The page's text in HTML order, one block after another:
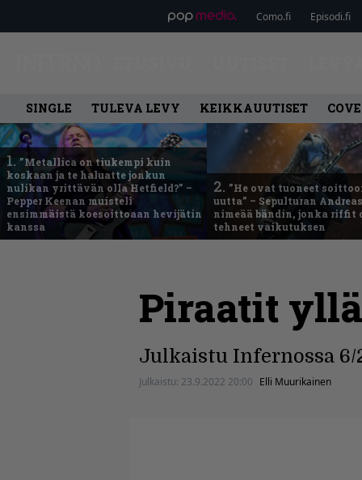
Como.fi Episodi.fi
SINGLE TULEVA LEVY KEIKKAUUTISET
1. ”Metallica on tiukempi kuin
koskaan ja te haluatte jonkun
nulikan yrittävän olla Hetfield?” –
Pepper Keenan muisteli
ensimmäistä koesoittoaan hevijätin
kanssa
2. ”He ovat tuoneet
uutta” – Sepulturan
nimeää bändin, jonka riffit
tehneet vaikutuksen
Piraatit
Julkaistu Infernossa 6/
Julkaistu: 23.9.2022 20:00 Elli Muurikainen